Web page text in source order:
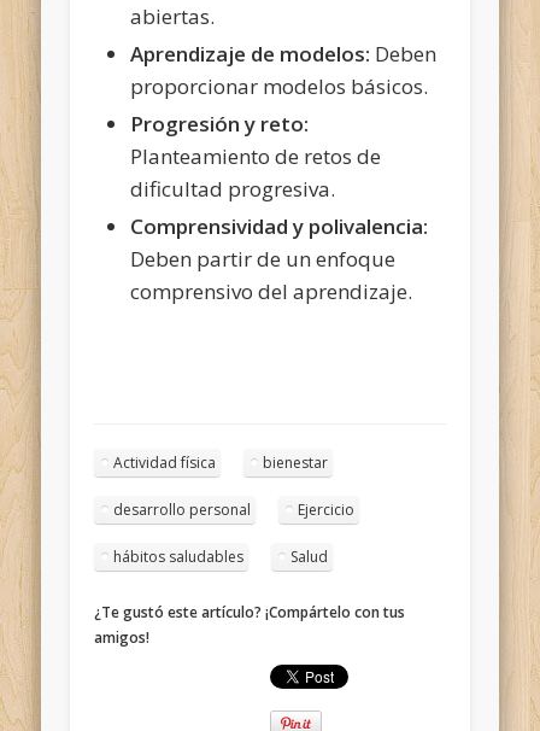
abiertas.
Aprendizaje de modelos: Deben
proporcionar modelos básicos.
Progresión y reto:
Planteamiento de retos de
dificultad progresiva.
Comprensividad y polivalencia:
Deben partir de un enfoque
comprensivo del aprendizaje.
Actividad física bienestar
desarrollo personal Ejercicio
hábitos saludables Salud
¿Te gustó este artículo? ¡Compártelo con tus
amigos!